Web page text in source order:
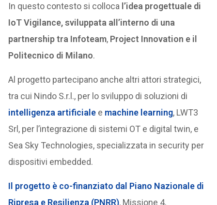
In questo contesto si colloca l’idea progettuale di
IoT Vigilance, sviluppata all’interno di una
partnership tra Infoteam, Project Innovation e il
Politecnico di Milano.
Al progetto partecipano anche altri attori strategici,
tra cui Nindo S.r.l., per lo sviluppo di soluzioni di
intelligenza artificiale e machine learning, LWT3
Srl, per l’integrazione di sistemi OT e digital twin, e
Sea Sky Technologies, specializzata in security per
dispositivi embedded.
Il progetto è co-finanziato dal Piano Nazionale di
Ripresa e Resilienza (PNRR), Missione 4,